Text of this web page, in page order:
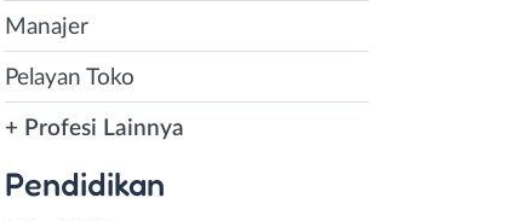
Manajer
Pelayan Toko
+ Profesi Lainnya
Pendidikan